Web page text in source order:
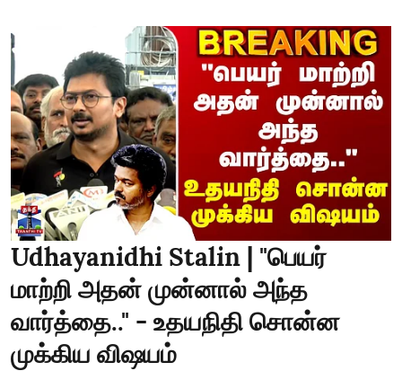
Udhayanidhi Stalin | "பெயர்
மாற்றி அதன் முன்னால் அந்த
வார்த்தை.." - உதயநிதி சொன்ன
முக்கிய விஷயம்